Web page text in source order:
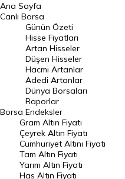
BIST 100 Hisseleri
En Çok Artan Hisseler
En Çok Düşen Hisseler
Hacmi Artanlar
Geçmiş Kapanışlar
Dünya Borsaları
Raporlar
Endeksler
DÖVİZ
Ana Sayfa
Canlı Borsa
Borsa
Günün Özeti
Hisse Fiyatları
Artan Hisseler
Düşen Hisseler
Hacmi Artanlar
Adedi Artanlar
Dünya Borsaları
Raporlar
Endeksler
Gram Altın Fiyatı
Çeyrek Altın Fiyatı
Cumhuriyet Altını Fiyatı
Tam Altın Fiyatı
Yarım Altın Fiyatı
Has Altın Fiyatı